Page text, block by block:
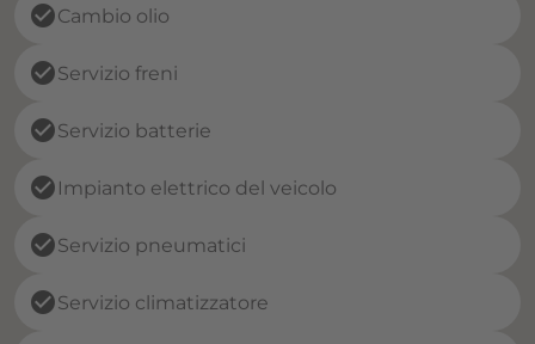
check_circleCambio olio
check_circleServizio freni
check_circleServizio batterie
check_circle Impianto elettrico del veicolo
check_circleServizio pneumatici
check_circleServizio climatizzatore